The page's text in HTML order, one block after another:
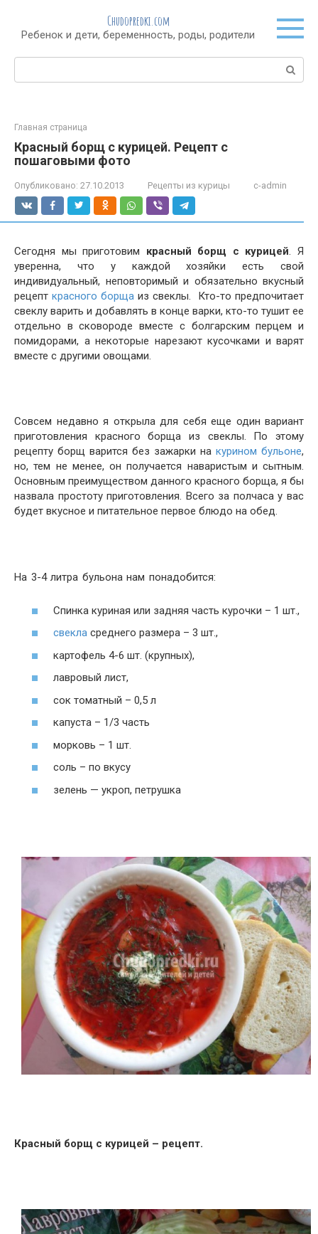
контенту
Chudopredki.com
Ребенок и дети, беременность, роды, родители
Поиск:
Главная страница
Красный борщ с курицей. Рецепт с
пошаговыми фото
Опубликовано: 27.10.2013 Рецепты из курицы c-admin
Сегодня мы приготовим красный борщ с курицей. Я
уверенна, что у каждой хозяйки есть свой
индивидуальный, неповторимый и обязательно вкусный
рецепт красного борща из свеклы. Кто-то предпочитает
свеклу варить и добавлять в конце варки, кто-то тушит ее
отдельно в сковороде вместе с болгарским перцем и
помидорами, а некоторые нарезают кусочками и варят
вместе с другими овощами.
Совсем недавно я открыла для себя еще один вариант
приготовления красного борща из свеклы. По этому
рецепту борщ варится без зажарки на курином бульоне,
но, тем не менее, он получается наваристым и сытным.
Основным преимуществом данного красного борща, я бы
назвала простоту приготовления. Всего за полчаса у вас
будет вкусное и питательное первое блюдо на обед.
На 3-4 литра бульона нам понадобится:
Спинка куриная или задняя часть курочки – 1 шт.,
свекла среднего размера – 3 шт.,
картофель 4-6 шт. (крупных),
лавровый лист,
сок томатный – 0,5 л
капуста – 1/3 часть
морковь – 1 шт.
соль – по вкусу
зелень — укроп, петрушка
Красный борщ с курицей – рецепт.